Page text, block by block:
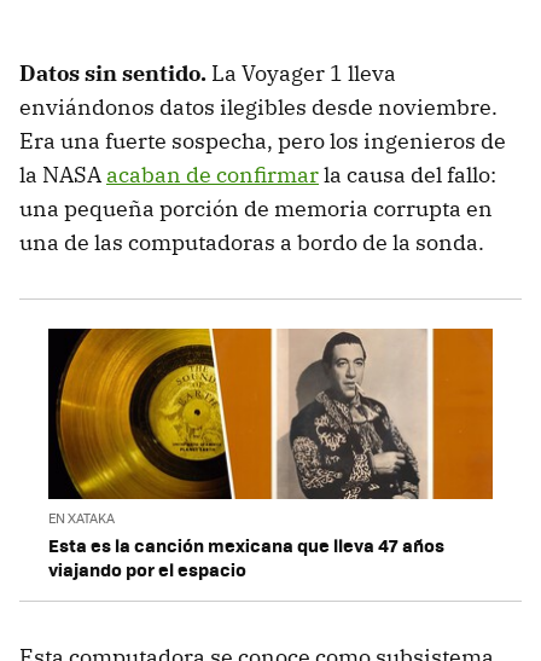
Datos sin sentido. La Voyager 1 lleva
enviándonos datos ilegibles desde noviembre.
Era una fuerte sospecha, pero los ingenieros de
la NASA acaban de confirmarla causa del fallo:
una pequeña porción de memoria corrupta en
una de las computadoras a bordo de la sonda.
EN XATAKA
Esta es la canción mexicana que lleva 47 años
viajando por el espacio